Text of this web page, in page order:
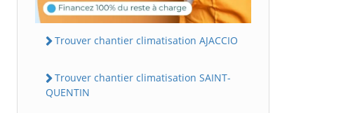
Trouver chantier climatisation AJACCIO
Trouver chantier climatisation SAINT-
QUENTIN